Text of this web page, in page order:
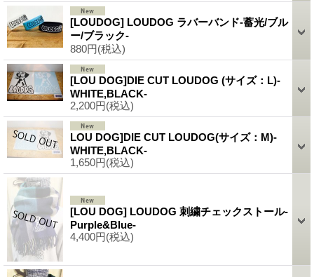
[LOUDOG] LOUDOG ラバーバンド-蓄光/ブル
ー/ブラック-
880円(税込)
[LOU DOG]DIE CUT LOUDOG (サイズ：L)-
WHITE,BLACK-
2,200円(税込)
LOU DOG]DIE CUT LOUDOG(サイズ：M)-
WHITE,BLACK-
1,650円(税込)
[LOU DOG] LOUDOG 刺繍チェックストール-
Purple&Blue-
4,400円(税込)